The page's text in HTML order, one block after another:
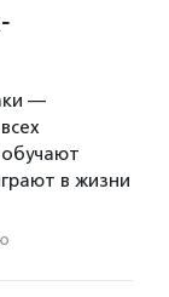
—
в жизни